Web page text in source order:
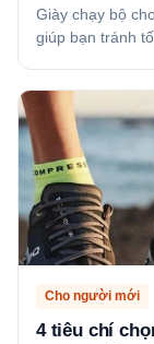
Giày chạy bộ
giúp bạn tránh
Cho người mới
4 tiêu chí